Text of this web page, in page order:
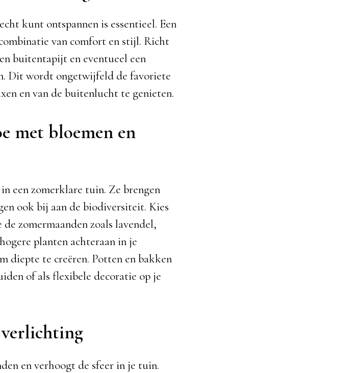
kunt ontspannen is essentieel. Een
van comfort en stijl. Richt
buitentapijt en eventueel een
Dit wordt ongetwijfeld de favoriete
en van de buitenlucht te genieten.
met bloemen en
een zomerklare tuin. Ze brengen
ook bij aan de biodiversiteit. Kies
zomermaanden zoals lavendel,
planten achteraan in je
diepte te creëren. Potten en bakken
of als flexibele decoratie op je
en verhoogt de sfeer in je tuin.